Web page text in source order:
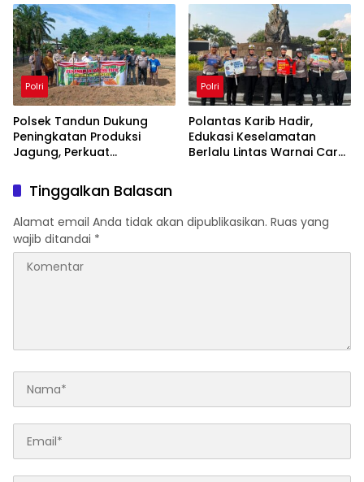
Hasil Maksimal
Polri
Polsek Tandun Dukung
Peningkatan Produksi
Jagung, Perkuat
Nasional Desa Tapung
Jaya
Polri
Polantas Karib Hadir,
Edukasi Keselamatan
Berlalu Lintas Warnai Car
Tinggalkan Balasan
Alamat email Anda tidak akan dipublikasikan. Ruas yang
wajib ditandai *